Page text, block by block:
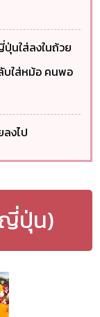
นใส่ลงในถ้วย
บใส่หม้อ คนพอ
งไป
ญี่ปุ่น)